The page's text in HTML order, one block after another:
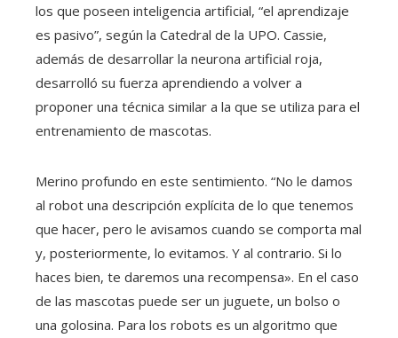
los que poseen inteligencia artificial, “el aprendizaje
es pasivo”, según la Catedral de la UPO. Cassie,
además de desarrollar la neurona artificial roja,
desarrolló su fuerza aprendiendo a volver a
proponer una técnica similar a la que se utiliza para el
entrenamiento de mascotas.
Merino profundo en este sentimiento. “No le damos
al robot una descripción explícita de lo que tenemos
que hacer, pero le avisamos cuando se comporta mal
y, posteriormente, lo evitamos. Y al contrario. Si lo
haces bien, te daremos una recompensa». En el caso
de las mascotas puede ser un juguete, un bolso o
una golosina. Para los robots es un algoritmo que